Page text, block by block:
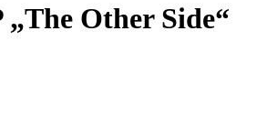
Other Side“